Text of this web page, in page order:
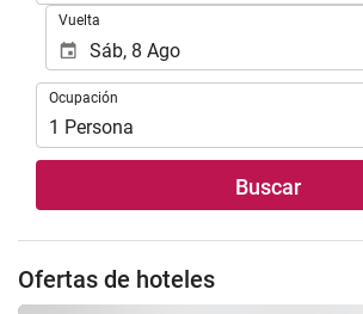
Vuelta
Ocupación
Ocupación
1 Persona
Buscar
Ofertas de hoteles